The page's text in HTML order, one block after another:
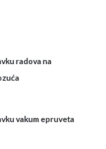
radova na
vakum epruveta